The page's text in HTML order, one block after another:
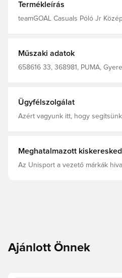
Termékleírás
teamGOAL Casuals Póló Jr
Műszaki adatok
658616 33, 368981, PUMA,
Ügyfélszolgálat
Azért vagyunk itt, hogy segítsünk
Meghatalmazott
Az Unisport a vezető márkák
Ajánlott Önnek